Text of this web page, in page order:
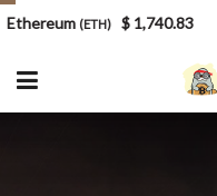
(ETH) $ 1,740.83